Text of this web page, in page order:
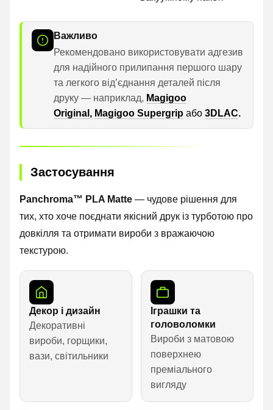
Важливо
Рекомендовано використовувати адгезив
для надійного прилипання першого шару
та легкого відʼєднання деталей після
друку — наприклад, Magigoo
Original , Magigoo Supergrip або 3DLAC.
Застосування
Panchroma™ PLA Matte — чудове рішення для
тих, хто хоче поєднати якісний друк із турботою про
довкілля та отримати вироби з вражаючою
текстурою.
Декор і дизайн
Декоративні
вироби, горщики,
вази, світильники
Іграшки та
головоломки
Вироби з матовою
поверхнею
преміального
вигляду